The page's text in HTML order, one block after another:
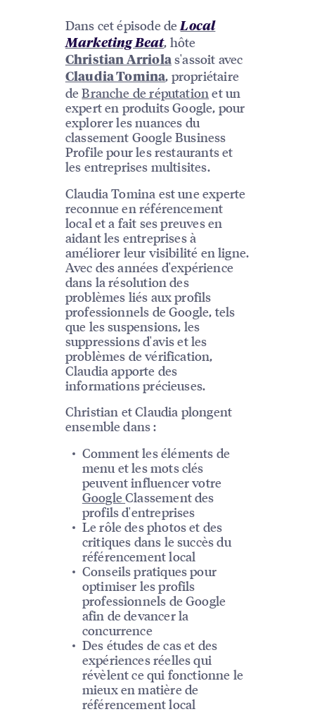
Dans cet épisode de Local
Marketing Beat, hôte
Christian Arriolas'assoit avec
Claudia Tomina, propriétaire
deBranche de réputation et un
expert en produits Google, pour
explorer les nuances du
classement Google Business
Profile pour les restaurants et
les entreprises multisites.
Claudia Tomina est une experte
reconnue en référencement
local et a fait ses preuves en
aidant les entreprises à
améliorer leur visibilité en ligne.
Avec des années d'expérience
dans la résolution des
problèmes liés aux profils
professionnels de Google, tels
que les suspensions, les
suppressions d'avis et les
problèmes de vérification,
Claudia apporte des
informations précieuses.
Christian et Claudia plongent
ensemble dans :
Comment les éléments de
menu et les mots clés
peuvent influencer votre
GoogleClassement des
profils d'entreprises
Le rôle des photos et des
critiques dans le succès du
référencement local
Conseils pratiques pour
optimiser les profils
professionnels de Google
afin de devancer la
concurrence
Des études de cas et des
expériences réelles qui
révèlent ce qui fonctionne le
mieux en matière de
référencement local